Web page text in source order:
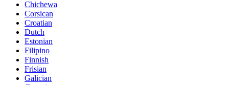
Chichewa
Corsican
Croatian
Dutch
Estonian
Filipino
Finnish
Frisian
Galician